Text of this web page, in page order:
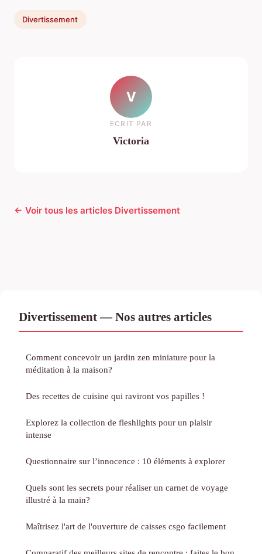
Divertissement
V
ECRIT PAR
Victoria
← Voir tous les articles Divertissement
Divertissement — Nos autres articles
Comment concevoir un jardin zen miniature pour la
méditation à la maison?
Des recettes de cuisine qui raviront vos papilles !
Explorez la collection de fleshlights pour un plaisir
intense
Questionnaire sur l’innocence : 10 éléments à explorer
Quels sont les secrets pour réaliser un carnet de voyage
illustré à la main?
Maîtrisez l'art de l'ouverture de caisses csgo facilement